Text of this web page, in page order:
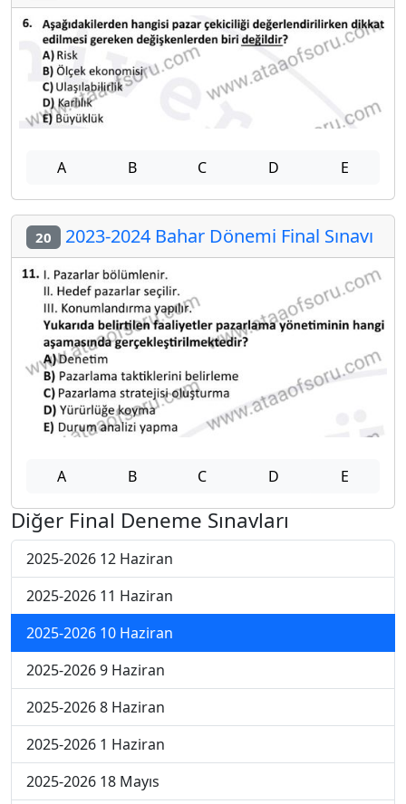
A B C D E
20 2023-2024 Bahar Dönemi Final Sınavı
A B C D E
Diğer Final Deneme Sınavları
2025-2026 12 Haziran
2025-2026 11 Haziran
2025-2026 10 Haziran
2025-2026 9 Haziran
2025-2026 8 Haziran
2025-2026 1 Haziran
2025-2026 18 Mayıs